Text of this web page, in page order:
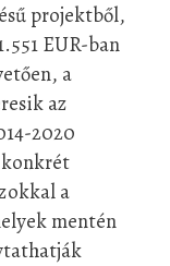
projektből,
EUR-ban
a
az
2020
a
mentén